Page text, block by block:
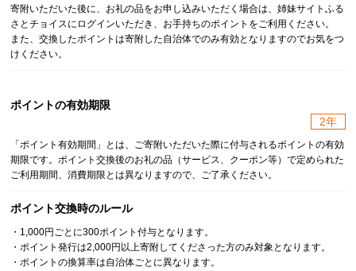
寄附いただいた後に、お礼の品をお申し込みいただく場合は、姉妹サイトふる
さとチョイスにログインいただき、お手持ちのポイントをご利用ください。
また、交換したポイントは寄附した自治体でのみ有効となりますのでお気をつ
けください。
ポイントの有効期限
2年
「ポイント有効期間」とは、ご寄附いただいた際に付与されるポイントの有効
期限です。ポイント交換後のお礼の品（サービス、クーポン等）で定められた
ご利用期間、消費期限とは異なりますので、ご了承ください。
ポイント交換時のルール
・1,000円ごとに300ポイント付与となります。
・ポイント発行は2,000円以上寄附してくださった方のみ対象となります。
・ポイントの換算率は自治体ごとに異なります。